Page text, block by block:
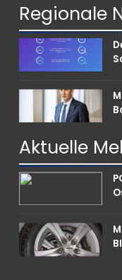
Regionale
Aktuelle